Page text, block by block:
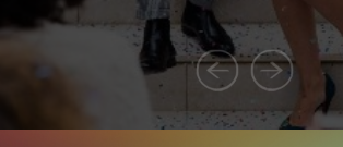
Toilettenvermietung: Mobile
erforderlich, um die sanitären
Besucher zu erfüllen.
Reinigungsdienste: Nach dem
Veranstaltungsflächen gereinigt